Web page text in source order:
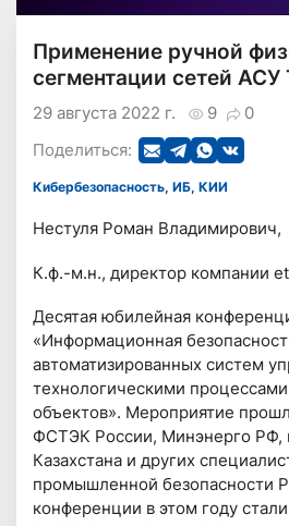
Применение ручной
сегментации сетей
9 0
29 августа 2022 г.
Поделиться:
Кибербезопасность, ИБ, КИИ
Нестуля Роман Владимирович,
К.ф.-м.н., директор компании
Десятая юбилейная
«Информационная
автоматизированных систем
технологическими
объектов». Мероприятие
ФСТЭК России, Минэнерго РФ,
Казахстана и других
промышленной безопасности
конференции в этом году